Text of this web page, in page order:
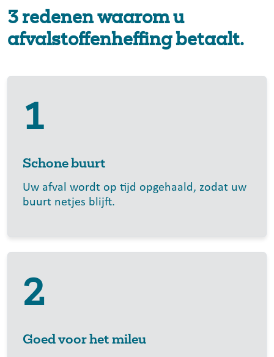
3 redenen waarom u
afvalstoffenheffing betaalt.
1
Schone buurt
Uw afval wordt op tijd opgehaald, zodat uw
buurt netjes blijft.
2
Goed voor het mileu